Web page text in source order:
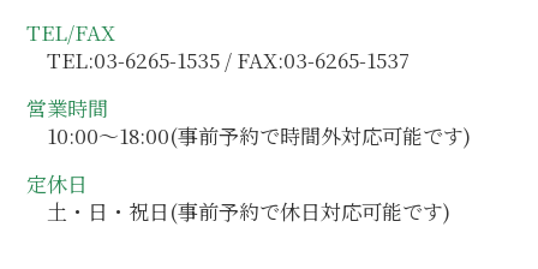
TEL/FAX
TEL:03-6265-1535 / FAX:03-6265-1537
営業時間
10:00～18:00(事前予約で時間外対応可能です)
定休日
土・日・祝日(事前予約で休日対応可能です)